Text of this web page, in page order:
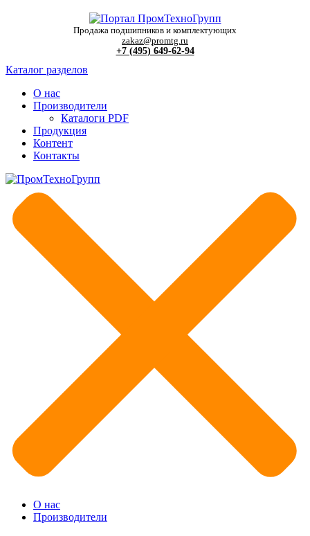
Продажа подшипников и комплектующих
zakaz@promtg.ru
+7 (495) 649-62-94
Каталог разделов
О нас
Производители
Каталоги PDF
Продукция
Контент
Контакты
О нас
Производители